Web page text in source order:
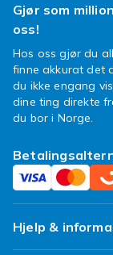
Gjør som
oss!
Hos oss gjør du
finne akkurat det
du ikke engang
dine ting direkte
du bor i Norge.
Hjelp &